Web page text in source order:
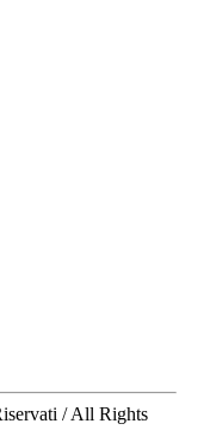
/ All Rights